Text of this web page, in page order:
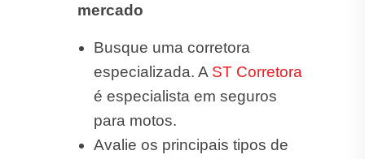
mercado
Busque uma corretora
especializada. A ST Corretora
é especialista em seguros
para motos.
Avalie os principais tipos de